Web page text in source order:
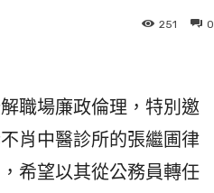
0
251
職場廉政倫理，特別邀
肖中醫診所的張繼圃律
希望以其從公務員轉任